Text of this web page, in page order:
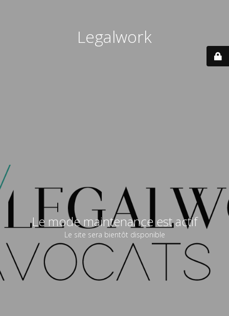
Legalwork
Le mode maintenance est actif
Le site sera bientôt disponible